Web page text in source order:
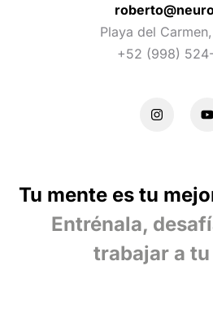
Playa del
+52 (998)
Tu mente es tu
Entrénala,
trabajar a